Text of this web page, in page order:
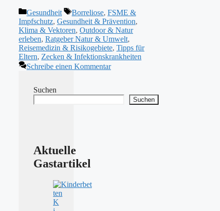
Kategorien
Gesundheit Schlagwörter
Borreliose, FSME &
Impfschutz, Gesundheit & Prävention,
Klima & Vektoren, Outdoor & Natur
erleben, Ratgeber Natur & Umwelt,
Reisemedizin & Risikogebiete, Tipps für
Eltern, Zecken & Infektionskrankheiten
Schreibe einen Kommentar
Suchen
Suchen
Aktuelle
Gastartikel
K